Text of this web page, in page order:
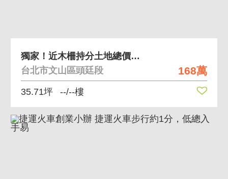
168萬
獨家！近木柵持分土地總價好入手!
台北市文山區頭廷段
35.71坪 --/--樓